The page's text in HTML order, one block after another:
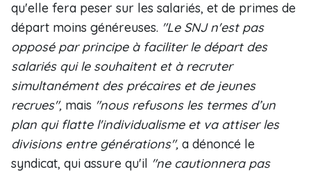
qu'elle fera peser sur les salariés, et de primes de
départ moins généreuses. "Le SNJ n'est pas
opposé par principe à faciliter le départ des
salariés qui le souhaitent et à recruter
simultanément des précaires et de jeunes
recrues", mais "nous refusons les termes d’un
plan qui flatte l'individualisme et va attiser les
divisions entre générations", a dénoncé le
syndicat, qui assure qu'il "ne cautionnera pas